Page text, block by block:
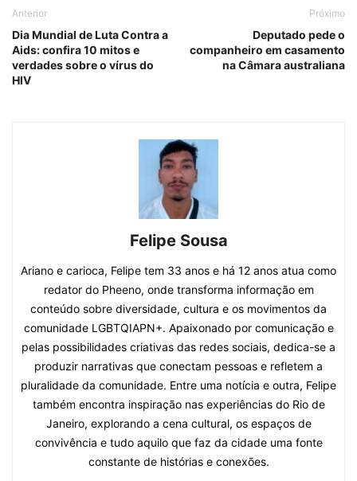
Anterior
Dia Mundial de Luta Contra a
Aids: confira 10 mitos e
verdades sobre o vírus do
HIV
Próximo
Deputado pede o
companheiro em casamento
na Câmara australiana
Felipe Sousa
Ariano e carioca, Felipe tem 33 anos e há 12 anos atua como
redator do Pheeno, onde transforma informação em
conteúdo sobre diversidade, cultura e os movimentos da
comunidade LGBTQIAPN+. Apaixonado por comunicação e
pelas possibilidades criativas das redes sociais, dedica-se a
produzir narrativas que conectam pessoas e refletem a
pluralidade da comunidade. Entre uma notícia e outra, Felipe
também encontra inspiração nas experiências do Rio de
Janeiro, explorando a cena cultural, os espaços de
convivência e tudo aquilo que faz da cidade uma fonte
constante de histórias e conexões.